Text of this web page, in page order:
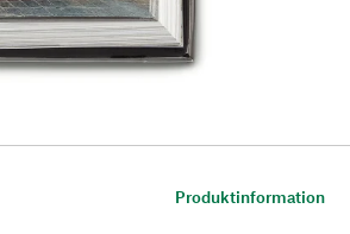
Produktinformation